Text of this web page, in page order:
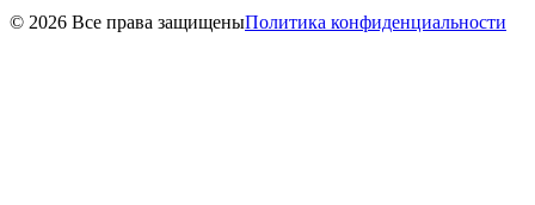
© 2026 Все права защищеныПолитика конфиденциальности